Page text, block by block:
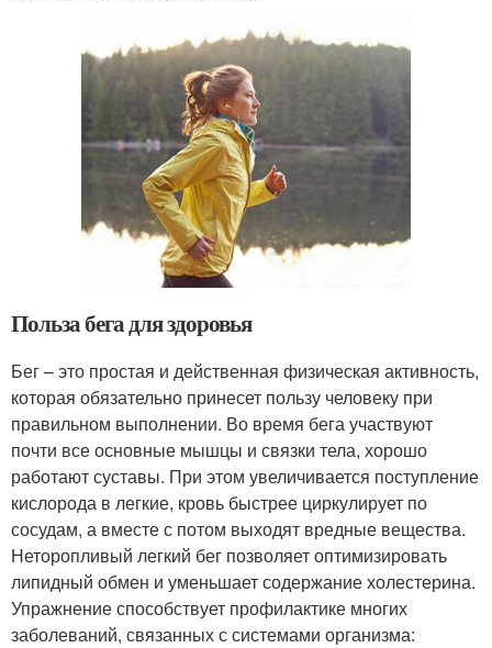
Польза бега для здоровья
Бег – это простая и действенная физическая активность,
которая обязательно принесет пользу человеку при
правильном выполнении. Во время бега участвуют
почти все основные мышцы и связки тела, хорошо
работают суставы. При этом увеличивается поступление
кислорода в легкие, кровь быстрее циркулирует по
сосудам, а вместе с потом выходят вредные вещества.
Неторопливый легкий бег позволяет оптимизировать
липидный обмен и уменьшает содержание холестерина.
Упражнение способствует профилактике многих
заболеваний, связанных с системами организма: